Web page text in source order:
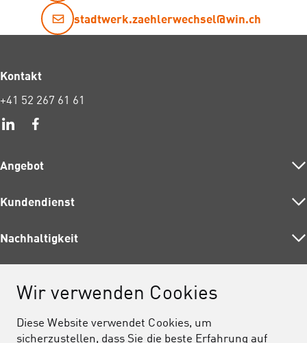
stadtwerk.zaehlerwechsel@win.ch
Kontakt
+41 52 267 61 61
Angebot
Strom
Entsorgung
Telekom
Kundendienst
Adresswechsel
Planen und Bauen
Dienstleistungen
Nachhaltigkeit
Umweltunterricht
Unser Beitrag
Jobs
Barrierefreiheit
Wir verwenden Cookies
Diese Website verwendet Cookies, um
sicherzustellen, dass Sie die beste Erfahrung auf